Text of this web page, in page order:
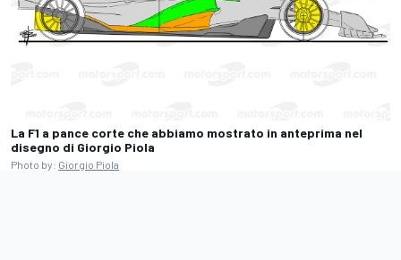
La F1 a pance corte che abbiamo mostrato in anteprima nel
disegno di Giorgio Piola
Photo by: Giorgio Piola